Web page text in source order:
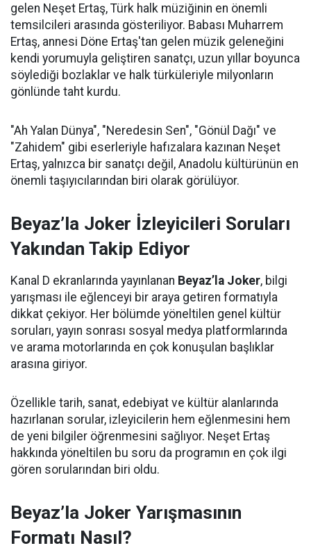
gelen Neşet Ertaş, Türk halk müziğinin en önemli
temsilcileri arasında gösteriliyor. Babası Muharrem
Ertaş, annesi Döne Ertaş'tan gelen müzik geleneğini
kendi yorumuyla geliştiren sanatçı, uzun yıllar boyunca
söylediği bozlaklar ve halk türküleriyle milyonların
gönlünde taht kurdu.
"Ah Yalan Dünya", "Neredesin Sen", "Gönül Dağı" ve
"Zahidem" gibi eserleriyle hafızalara kazınan Neşet
Ertaş, yalnızca bir sanatçı değil, Anadolu kültürünün en
önemli taşıyıcılarından biri olarak görülüyor.
Beyaz’la Joker İzleyicileri Soruları
Yakından Takip Ediyor
Kanal D ekranlarında yayınlanan Beyaz’la Joker, bilgi
yarışması ile eğlenceyi bir araya getiren formatıyla
dikkat çekiyor. Her bölümde yöneltilen genel kültür
soruları, yayın sonrası sosyal medya platformlarında
ve arama motorlarında en çok konuşulan başlıklar
arasına giriyor.
Özellikle tarih, sanat, edebiyat ve kültür alanlarında
hazırlanan sorular, izleyicilerin hem eğlenmesini hem
de yeni bilgiler öğrenmesini sağlıyor. Neşet Ertaş
hakkında yöneltilen bu soru da programın en çok ilgi
gören sorularından biri oldu.
Beyaz’la Joker Yarışmasının
Formatı Nasıl?